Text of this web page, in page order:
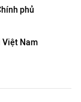
phủ
Nam